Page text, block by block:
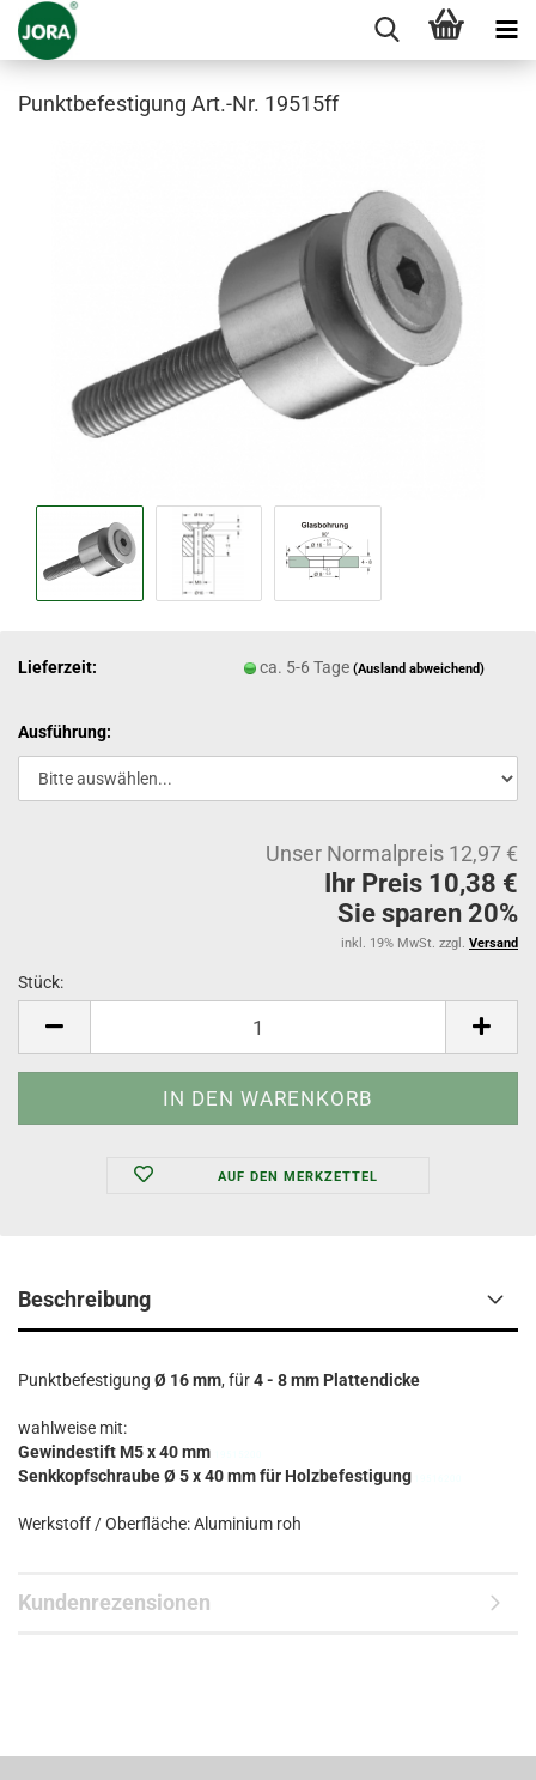
Punktbefestigung Art.-Nr. 19515ff
Lieferzeit: ca. 5-6 Tage(Ausland abweichend)
Ausführung:
Unser Normalpreis 12,97 €
Ihr Preis 10,38 €
Sie sparen 20%
inkl. 19% MwSt. zzgl. Versand
Stück:
AUF DEN MERKZETTEL
Beschreibung
Punktbefestigung Ø 16 mm, für4 - 8 mm Plattendicke
wahlweise mit:
Gewindestift M5 x 40 mm
Senkkopfschraube Ø 5 x 40 mm für Holzbefestigung
Werkstoff / Oberfläche: Aluminium roh
Kundenrezensionen